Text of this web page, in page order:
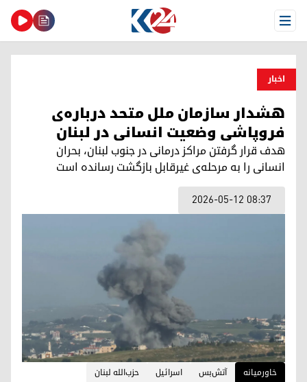
Open Menu
اخبار
هشدار سازمان ملل متحد درباره‌ی
فروپاشی وضعیت انسانی در لبنان
هدف قرار گرفتن مراکز درمانی در جنوب لبنان، بحران
انسانی را به مرحله‌ی غیرقابل بازگشت رسانده است
2026-05-12 08:37
خاورمیانه آتش‌بس اسرائیل حزب‌الله لبنان